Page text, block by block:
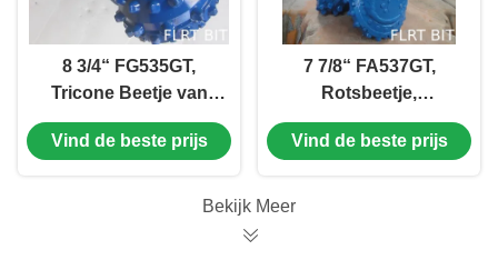
8 3/4“ FG535GT,
Tricone Beetje van
TCI, TCI-Beetje,
Verzegeld Rollerl-
maken van Snijder
Vind de beste prijs
7 7/8“ FA537GT,
Rotsbeetje,
Boorbeetje, Verzegeld
Halsblok, Tricone
Vind de beste prijs
Bekijk Meer